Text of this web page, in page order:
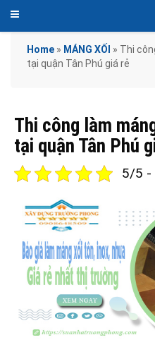
Home » MÁNG XỐI » Thi
tại quận Tân Phú giá rẻ
Thi công làm
tại quận Tân Phú
5/5 -